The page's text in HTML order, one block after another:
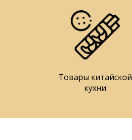
Товары китайской
кухни